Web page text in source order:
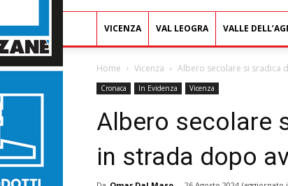
VICENZA VAL LEOGRA VALLE
Home Vicenza Albero secolare si sradica
Cronaca In Evidenza Vicenza
Albero secolare
in strada dopo